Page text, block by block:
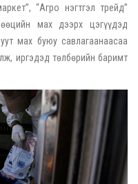
“Агро нэгтгэл трейд”
мах дээрх цэгүүдэд
мах буюу савлагаанаасаа
иргэдэд төлбөрийн баримт